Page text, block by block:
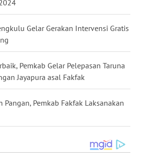
Gelar Gerakan Intervensi Gratis
Pemkab Gelar Pelepasan Taruna
Jayapura asal Fakfak
Pangan, Pemkab Fakfak Laksanakan